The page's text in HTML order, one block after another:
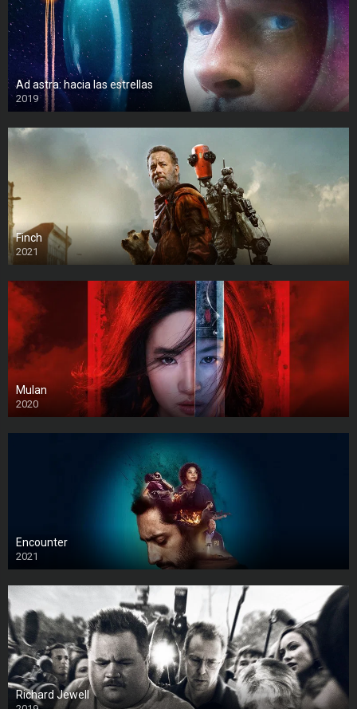
Ad astra: hacia las estrellas
2019
Finch
2021
Mulan
2020
Encounter
2021
Richard Jewell